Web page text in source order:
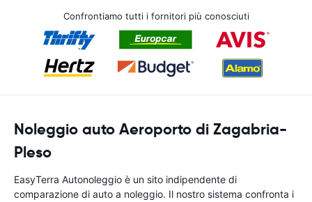
Confrontiamo tutti i fornitori più conosciuti
Noleggio auto Aeroporto di Zagabria-
Pleso
EasyTerra Autonoleggio è un sito indipendente di
comparazione di auto a noleggio. Il nostro sistema confronta i